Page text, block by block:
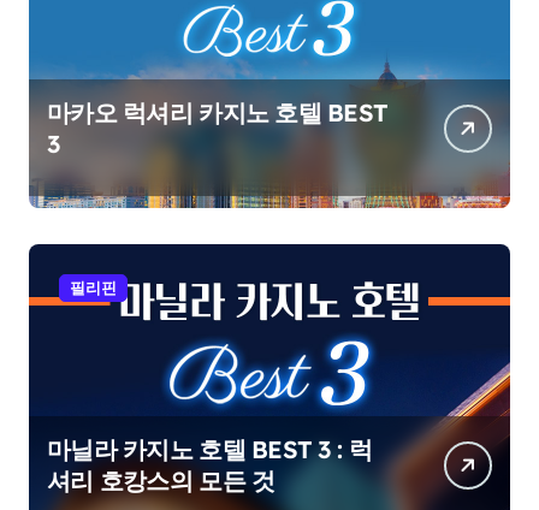
마카오 럭셔리 카지노 호텔 BEST
3
필리핀
마닐라 카지노 호텔 BEST 3 : 럭
셔리 호캉스의 모든 것